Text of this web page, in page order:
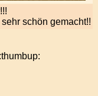
schön gemacht!!